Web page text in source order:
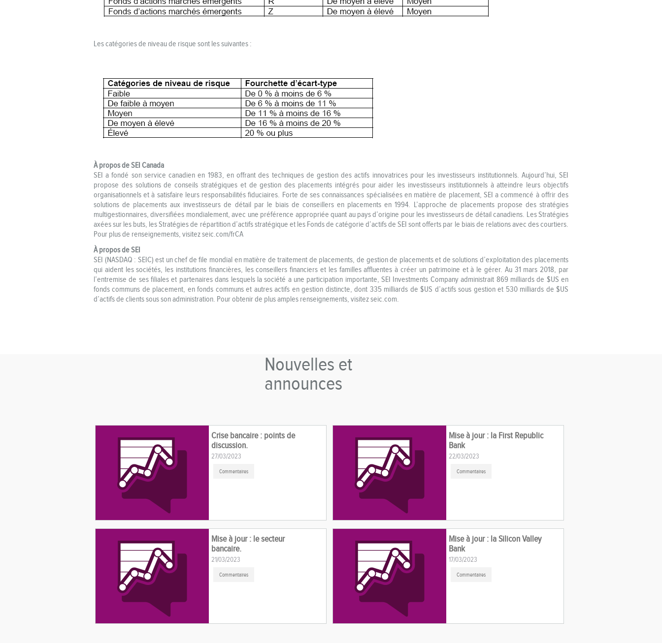
Les catégories de niveau de risque sont les suivantes :
À propos de SEI Canada
SEI a fondé son service canadien en 1983, en offrant des techniques de gestion des actifs innovatrices pour les investisseurs institutionnels. Aujourd’hui, SEI
propose des solutions de conseils stratégiques et de gestion des placements intégrés pour aider les investisseurs institutionnels à atteindre leurs objectifs
organisationnels et à satisfaire leurs responsabilités fiduciaires. Forte de ses connaissances spécialisées en matière de placement, SEI a commencé à offrir des
solutions de placements aux investisseurs de détail par le biais de conseillers en placements en 1994. L’approche de placements propose des stratégies
multigestionnaires, diversifiées mondialement, avec une préférence appropriée quant au pays d’origine pour les investisseurs de détail canadiens. Les Stratégies
axées sur les buts, les Stratégies de répartition d’actifs stratégique et les Fonds de catégorie d’actifs de SEI sont offerts par le biais de relations avec des courtiers.
Pour plus de renseignements, visitez seic.com/frCA
À propos de SEI
SEI (NASDAQ : SEIC) est un chef de file mondial en matière de traitement de placements, de gestion de placements et de solutions d’exploitation des placements
qui aident les sociétés, les institutions financières, les conseillers financiers et les familles affluentes à créer un patrimoine et à le gérer. Au 31 mars 2018, par
l’entremise de ses filiales et partenaires dans lesquels la société a une participation importante, SEI Investments Company administrait 869 milliards de $US en
fonds communs de placement, en fonds communs et autres actifs en gestion distincte, dont 335 milliards de $US d’actifs sous gestion et 530 milliards de $US
d’actifs de clients sous son administration. Pour obtenir de plus amples renseignements, visitez seic.com.
Nouvelles et
announces
Crise bancaire : points de
discussion.
27/03/2023
Commentaires
Mise à jour : la First Republic
Bank
22/03/2023
Commentaires
Mise à jour : le secteur
bancaire.
21/03/2023
Commentaires
Mise à jour : la Silicon Valley
Bank
17/03/2023
Commentaires